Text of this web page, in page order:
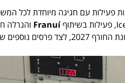
מציין 12 שנות פעילות עם חגיגה מיוחדת
Franuí והגרלה
המשתתפים.